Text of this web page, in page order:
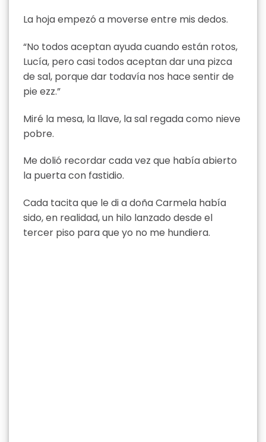
La hoja empezó a moverse entre mis dedos.
“No todos aceptan ayuda cuando están rotos,
Lucía, pero casi todos aceptan dar una pizca
de sal, porque dar todavía nos hace sentir de
pie ezz.”
Miré la mesa, la llave, la sal regada como nieve
pobre.
Me dolió recordar cada vez que había abierto
la puerta con fastidio.
Cada tacita que le di a doña Carmela había
sido, en realidad, un hilo lanzado desde el
tercer piso para que yo no me hundiera.